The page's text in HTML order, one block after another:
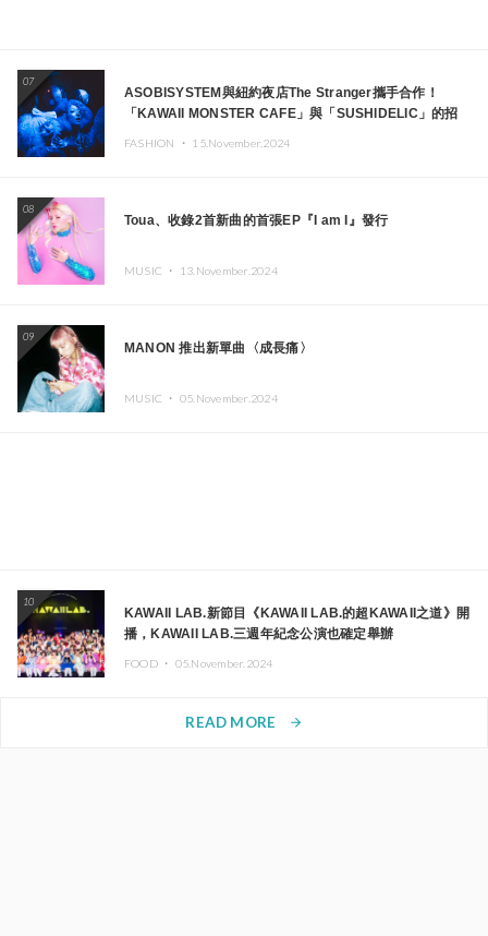
07
ASOBISYSTEM與紐約夜店The Stranger攜手合作！
「KAWAII MONSTER CAFE」與「SUSHIDELIC」的招
FASHION ・ 15.November.2024
08
Toua、收錄2首新曲的首張EP『I am I』發行
MUSIC ・ 13.November.2024
09
MANON 推出新單曲〈成長痛〉
MUSIC ・ 05.November.2024
10
KAWAII LAB.新節目《KAWAII LAB.的超KAWAII之道》開
播，KAWAII LAB.三週年紀念公演也確定舉辦
FOOD ・ 05.November.2024
READ MORE arrow_forward